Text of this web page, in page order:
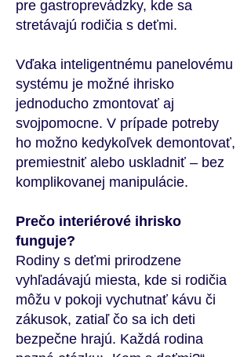
pre gastroprevádzky, kde sa
stretávajú rodičia s deťmi.
Vďaka inteligentnému panelovému
systému je možné ihrisko
jednoducho zmontovať aj
svojpomocne. V prípade potreby
ho možno kedykoľvek demontovať,
premiestniť alebo uskladniť – bez
komplikovanej manipulácie.
Prečo interiérové ihrisko
funguje?
Rodiny s deťmi prirodzene
vyhľadávajú miesta, kde si rodičia
môžu v pokoji vychutnať kávu či
zákusok, zatiaľ čo sa ich deti
bezpečne hrajú. Každá rodina